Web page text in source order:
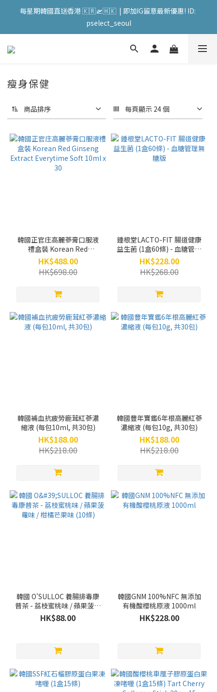
會員購物滿HKD599寄送 順豐站 / 順便智能櫃 免運費! (果汁/韓國
被/直播商品除外) | FACEBOOK: PATC遊走泡菜國
每星期韓國直送香港 🇰🇷🛫🇭🇰  | 即加IG留意最新優惠! ID:
pselect_seoul
會員購物滿HKD599寄送 順豐站 / 順便智能櫃 免運費! (果汁/韓國
瘦身保健
商品排序 每頁顯示 24 個
韓國正官庄高麗蔘膏口服液
禮盒裝 Korean Red
Ginseng Extract Everytime
Soft 10ml x 30
HK$488.00
HK$698.00
鍾根堂LACTO-FIT 腸道健康
益生菌 (1盒60條) - 血糖管理
無糖版
HK$228.00
HK$268.00
韓國補血抗疲勞鹿茸紅蔘濃
縮液 (每包10ml, 共30包)
HK$188.00
HK$218.00
韓國豐年寶鑑6年根高麗紅蔘
濃縮液 (每包10g, 共30包)
HK$188.00
HK$218.00
韓國 O'SULLOC 養腸排毒康
普茶 - 荔枝蜜桃味 / 蘋果菠蘿
味 / 柑橘芒果味 (10條)
HK$88.00
韓國GNM 100%NFC 無添加
有機酸櫻桃原液 1000ml
HK$228.00